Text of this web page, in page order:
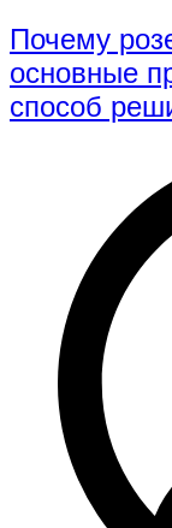
Почему
основные
способ